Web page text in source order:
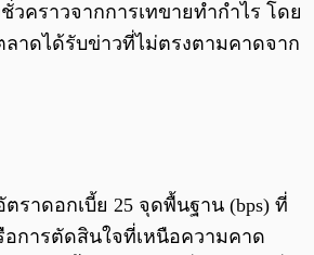
วคราวจากการเทขายทำกำไร โดย
ลาดได้รับข่าวที่ไม่ตรงตามคาดจาก
ราดอกเบี้ย 25 จุดพื้นฐาน (bps) ที่
อการตัดสินใจที่เหนือความคาด